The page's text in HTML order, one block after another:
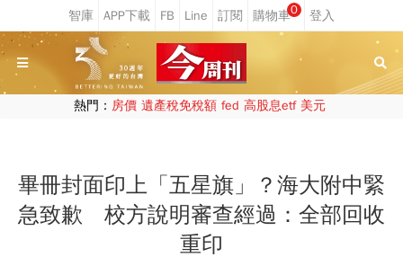
0
熱門： 房價 遺產稅免稅額 fed 高股息etf 美元
畢冊封面印上「五星旗」？海大附中緊
急致歉 校方說明審查經過：全部回收
重印